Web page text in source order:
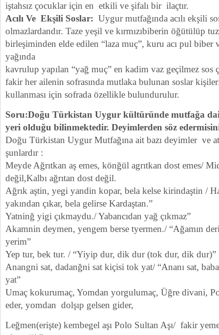
iştahsız çocuklar için en etkili ve şifalı bir ilaçtır.
Acılı Ve Ekşili Soslar: Uygur mutfağında acılı ekşili
olmazlardandır. Taze yeşil ve kırmızıbiberin öğütülüp
birleşiminden elde edilen “laza muç”, kuru acı pul biber
yağında
kavrulup yapılan “yağ muç” en kadim vaz geçilmez sos
fakir her ailenin sofrasında mutlaka bulunan soslar
kullanması için sofrada özellikle bulundurulur.
Soru:Doğu Türkistan Uygur kültüründe mutfağa
yeri olduğu bilinmektedir. Deyimlerden söz
Doğu Türkistan Uygur Mutfağına ait bazı deyimler ve
şunlardır :
Meyde Ağrıtkan aş emes, könğül agrıtkan dost emes/
değil,Kalbı ağrıtan dost değil.
Ağrık aştin, yegi yandin kopar, bela kelse kirindaştin /
yakından çıkar, bela gelirse Kardaştan.”
Yatninğ yigi çıkmaydu./ Yabancıdan yağ çıkmaz”
Akamnin deymen, yengem berse tyermen./ “Ağamın
yerim”
Yep tur, bek tur. / “Yiyip dur, dik dur (tok dur, dik dur)”
Anangni sat, dadanğni sat kiçisi tok yat/ “Ananı sat,
yat”
Umaç kokurumaç, Yomdan yorgulumaç, Üğre divani,
eder, yomdan dolşıp gelsen gider,
Leğmen(erişte) kembegel aşı Polo Sultan Aşı/ fakir